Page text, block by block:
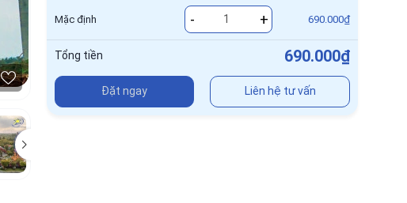
Mặc định - + 690.000₫
Tổng tiền 690.000₫
Đặt ngay Liên hệ tư vấn